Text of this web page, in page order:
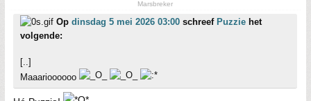
Marsbreker
Op dinsdag 5 mei 2026 03:00 schreef Puzzie het
volgende:
[..]
Maaarioooooo